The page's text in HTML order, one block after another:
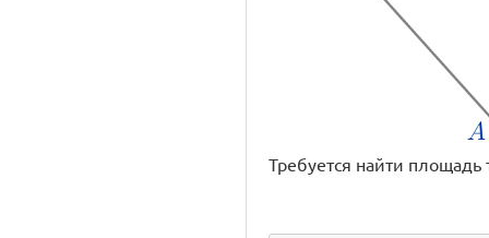
Требуется найти